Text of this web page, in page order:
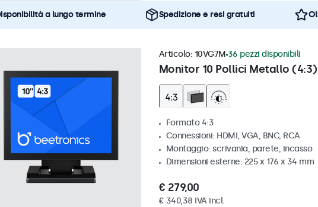
a lungo termine Spedizione e resi gratuiti
Monitor 10 Pollici Metallo (4:3)
Articolo: 10VG7M 36 pezzi disponibili
Formato 4:3
Connessioni: HDMI, VGA, BNC, RCA
Montaggio: scrivania, parete, incasso
Dimensioni esterne: 225 x 176 x 34 mm
€ 279,00
€ 340,38 IVA incl.